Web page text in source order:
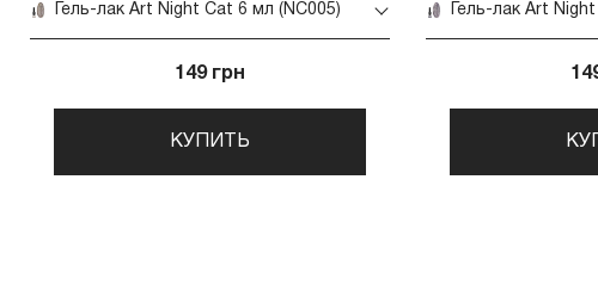
Гель-лак Art Night Cat 6 мл (NC005)
149 грн
КУПИТЬ
Гель-лак Art